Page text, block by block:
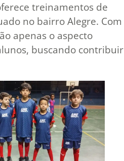
treinamentos de
no bairro Alegre. Com
apenas o aspecto
buscando contribuir